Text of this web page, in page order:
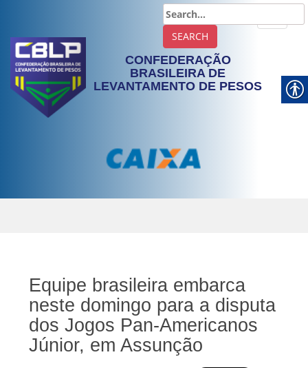
CONFEDERAÇÃO
BRASILEIRA DE
LEVANTAMENTO DE PESOS
Equipe brasileira embarca
neste domingo para a disputa
dos Jogos Pan-Americanos
Júnior, em Assunção